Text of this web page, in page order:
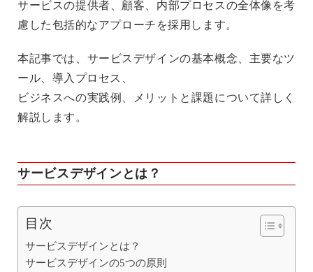
サービスの提供者、顧客、内部プロセスの全体像を考
慮した包括的なアプローチを採用します。
本記事では、サービスデザインの基本概念、主要なツ
ール、導入プロセス、
ビジネスへの実践例、メリットと課題について詳しく
解説します。
サービスデザインとは？
目次
サービスデザインとは？
サービスデザインの5つの原則